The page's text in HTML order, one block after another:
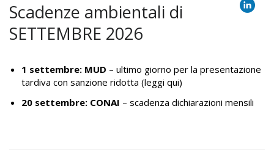
Scadenze ambientali di
SETTEMBRE 2026
1 settembre: MUD – ultimo giorno per la presentazione
tardiva con sanzione ridotta (leggi qui)
20 settembre: CONAI – scadenza dichiarazioni mensili